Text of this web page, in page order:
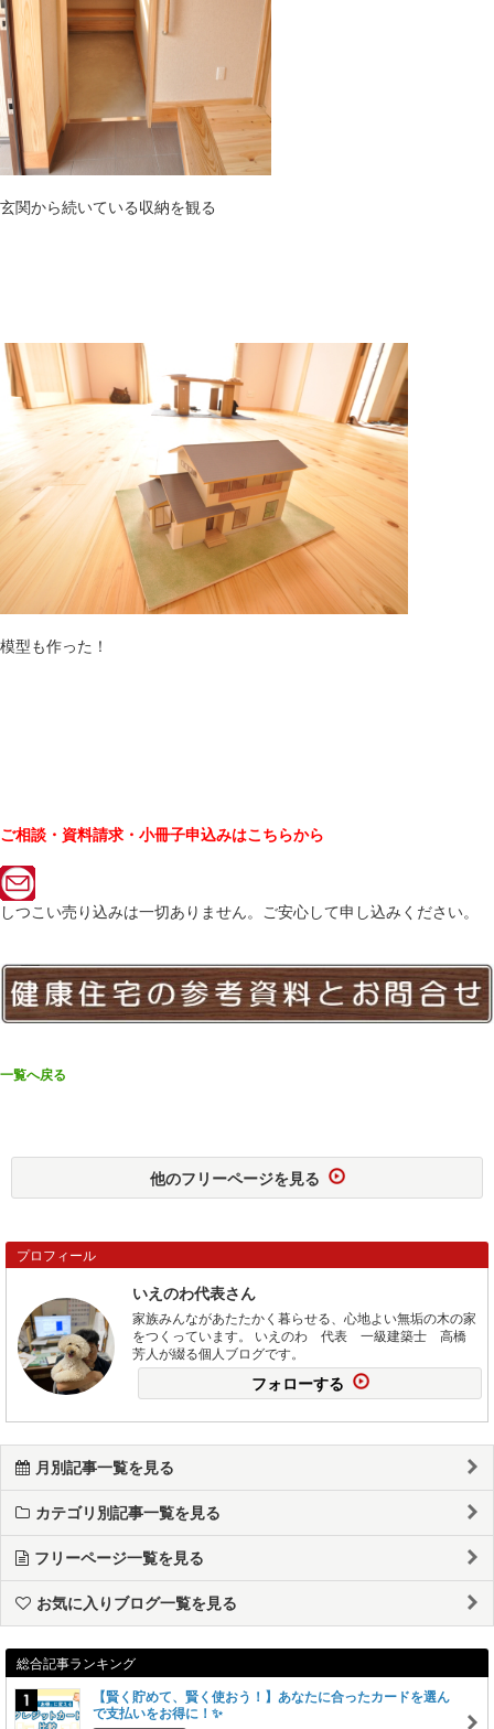
玄関から続いている収納を観る
模型も作った！
ご相談・資料請求・小冊子申込みはこちらから
しつこい売り込みは一切ありません。ご安心して申し込みください。
一覧へ戻る
他のフリーページを見る
プロフィール
いえのわ代表さん
家族みんながあたたかく暮らせる、心地よい無垢の木の家
をつくっています。 いえのわ 代表 一級建築士 高橋
芳人が綴る個人ブログです。
フォローする
月別記事一覧を見る
カテゴリ別記事一覧を見る
フリーページ一覧を見る
お気に入りブログ一覧を見る
総合記事ランキング
【賢く貯めて、賢く使おう！】あなたに合ったカードを選ん
で支払いをお得に！✨